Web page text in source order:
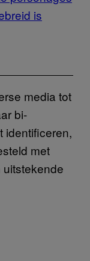
is
media tot
bi-
identificeren,
met